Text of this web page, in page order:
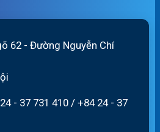
62 - Đường Nguyễn Chí
- 37 731 410 / +84 24 - 37